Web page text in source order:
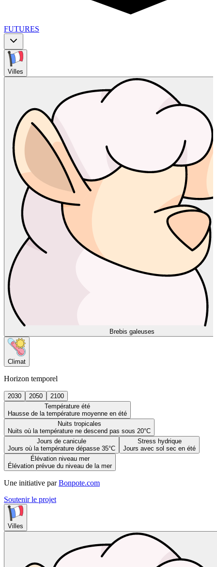
FUTURES
Villes
Brebis galeuses
Climat
Horizon temporel
2030 2050
2100
Température été
Hausse de la température moyenne en été
Nuits tropicales
Nuits où la température ne descend pas sous 20°C
Jours de canicule
Jours où la température dépasse 35°C
Stress hydrique
Jours avec sol sec en été
Élévation niveau mer
Élévation prévue du niveau de la mer
Une initiative par Bonpote.com
Soutenir le projet
Villes